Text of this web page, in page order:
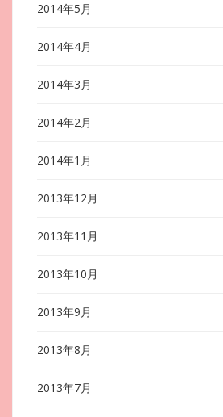
2014年5月
2014年4月
2014年3月
2014年2月
2014年1月
2013年12月
2013年11月
2013年10月
2013年9月
2013年8月
2013年7月